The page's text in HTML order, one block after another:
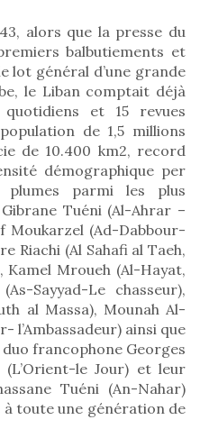
alors que la presse du
balbutiements et
lot général d’une grande
le Liban comptait déjà
et 15 revues
de 1,5 millions
de 10.400 km2, record
démographique per
parmi les plus
Tuéni (Al-Ahrar –
Moukarzel (Ad-Dabbour-
Riachi (Al Sahafi al Taeh,
Mroueh (Al-Hayat,
Sayyad-Le chasseur),
al Massa), Mounah Al-
l’Ambassadeur) ainsi que
francophone Georges
le Jour) et leur
Tuéni (An-Nahar)
toute une génération de